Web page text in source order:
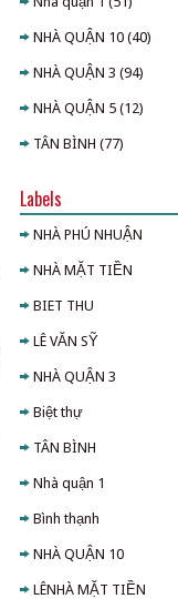
NHÀ QUẬN 10 (40)
NHÀ QUẬN 3 (94)
NHÀ QUẬN 5 (12)
TÂN BÌNH (77)
Labels
NHÀ PHÚ NHUẬN
NHÀ MẶT TIỀN
BIET THU
LÊ VĂN SỸ
NHÀ QUẬN 3
Biệt thự
TÂN BÌNH
Nhà quận 1
Bình thạnh
NHÀ QUẬN 10
LÊNHÀ MẶT TIỀN